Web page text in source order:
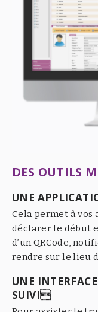
DES OUTILS
UNE
Cela permet à vos
déclarer le début
d’un QRCode,
rendre sur le lieu
UNE
SUIVI